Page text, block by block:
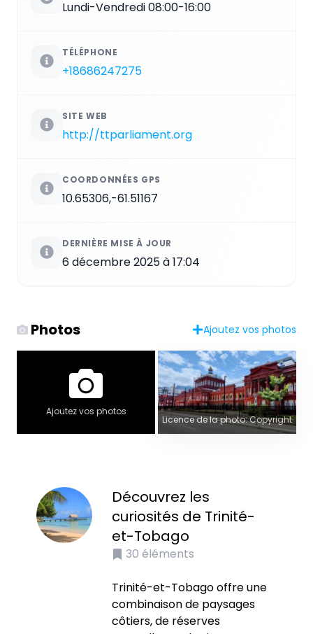
Lundi-Vendredi 08:00-16:00
TÉLÉPHONE
+18686247275
SITE WEB
http://ttparliament.org
COORDONNÉES GPS
10.65306,-61.51167
DERNIÈRE MISE À JOUR
6 décembre 2025 à 17:04
Photos Ajoutez vos photos
Ajoutez vos photos
Licence de la photo: Copyright
Découvrez les
curiosités de Trinité-
et-Tobago
30 éléments
Trinité-et-Tobago offre une
combinaison de paysages
côtiers, de réserves